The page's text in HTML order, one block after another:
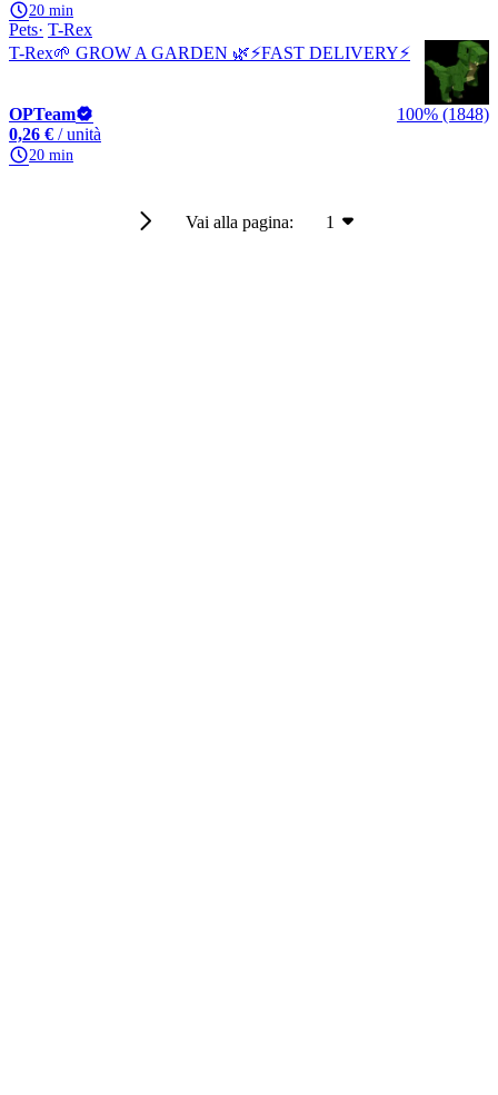
20 min
Pets T-Rex
T-Rex🌱 GROW A GARDEN 🌿⚡️FAST DELIVERY⚡️
OPTeam
100% (1848)
0,26 € / unità
20 min
Vai alla pagina: 1